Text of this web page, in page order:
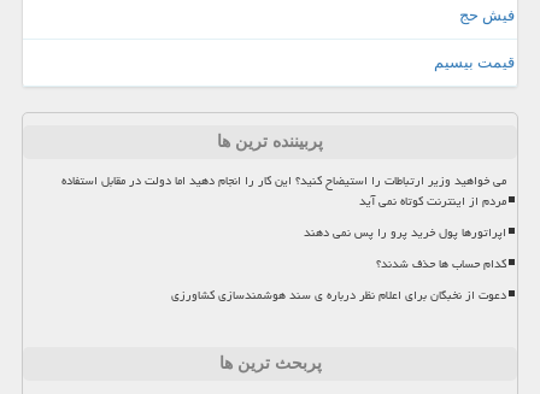
فیش حج
قیمت بیسیم
پربیننده ترین ها
می خواهید وزیر ارتباطات را استیضاح کنید؟ این کار را انجام دهید اما دولت در مقابل استفاده
مردم از اینترنت کوتاه نمی آید
اپراتورها پول خرید پرو را پس نمی دهند
کدام حساب ها حذف شدند؟
دعوت از نخبگان برای اعلام نظر درباره ی سند هوشمندسازی کشاورزی
پربحث ترین ها